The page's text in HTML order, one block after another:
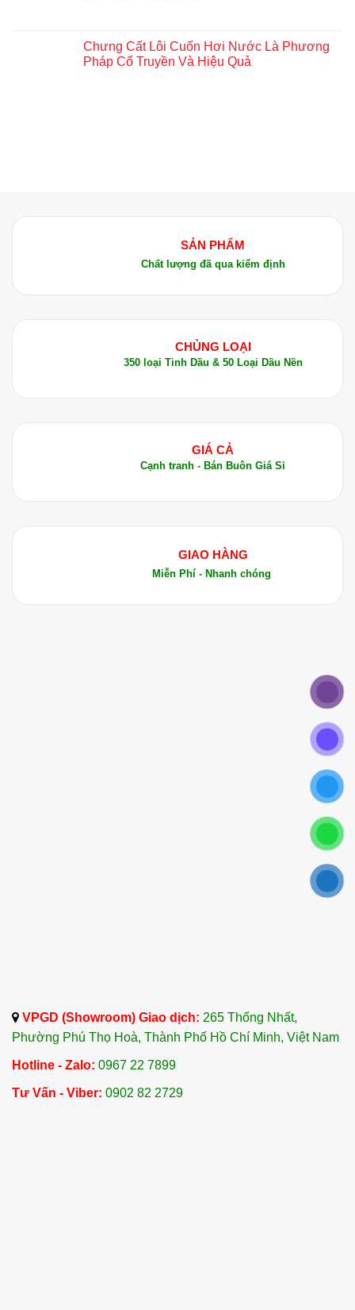
Chưng Cất Lôi Cuốn Hơi Nước Là Phương
Pháp Cổ Truyền Và Hiệu Quả
SẢN PHẨM
Chất lượng đã qua kiểm định
CHỦNG LOẠI
350 loại Tinh Dầu & 50 Loại Dầu Nền
GIÁ CẢ
Cạnh tranh - Bán Buôn Giá Sỉ
GIAO HÀNG
Miễn Phí - Nhanh chóng
VPGD (Showroom) Giao dịch: 265 Thống Nhất,
Phường Phú Thọ Hoà, Thành Phố Hồ Chí Minh, Việt Nam
Hotline - Zalo: 0967 22 7899
Tư Vấn - Viber: 0902 82 2729